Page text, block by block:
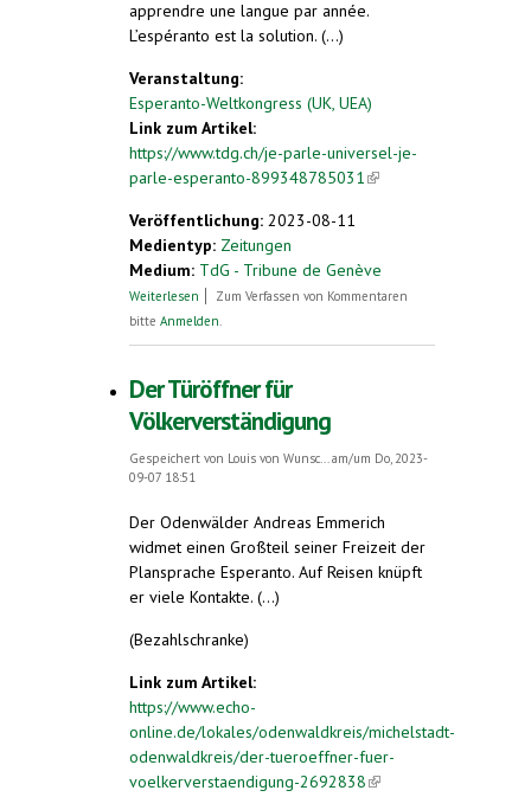
apprendre une langue par année.
L’espéranto est la solution. (...)
Veranstaltung:
Esperanto-Weltkongress (UK, UEA)
Link zum Artikel:
https://www.tdg.ch/je-parle-universel-je-
parle-esperanto-899348785031(link is
Veröffentlichung: 2023-08-11
Medientyp: Zeitungen
Medium: TdG - Tribune de Genève
Weiterlesen über Je parle universel, je parle espéranto
Zum Verfassen von Kommentaren
bitte Anmelden.
Der Türöffner für
Völkerverständigung
Gespeichert von Louis von Wunsc...am/um Do, 2023-
09-07 18:51
Der Odenwälder Andreas Emmerich
widmet einen Großteil seiner Freizeit der
Plansprache Esperanto. Auf Reisen knüpft
er viele Kontakte. (...)
(Bezahlschranke)
Link zum Artikel:
https://www.echo-
online.de/lokales/odenwaldkreis/michelstadt-
odenwaldkreis/der-tueroeffner-fuer-
voelkerverstaendigung-2692838(link is